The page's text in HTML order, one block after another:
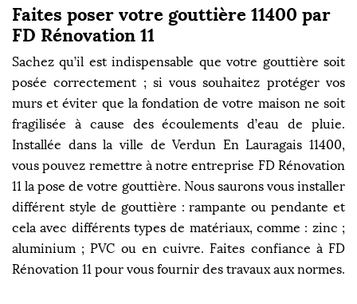
Faites poser votre gouttière 11400 par
FD Rénovation 11
Sachez qu’il est indispensable que votre gouttière soit
posée correctement ; si vous souhaitez protéger vos
murs et éviter que la fondation de votre maison ne soit
fragilisée à cause des écoulements d’eau de pluie.
Installée dans la ville de Verdun En Lauragais 11400,
vous pouvez remettre à notre entreprise FD Rénovation
11 la pose de votre gouttière. Nous saurons vous installer
différent style de gouttière : rampante ou pendante et
cela avec différents types de matériaux, comme : zinc ;
aluminium ; PVC ou en cuivre. Faites confiance à FD
Rénovation 11 pour vous fournir des travaux aux normes.